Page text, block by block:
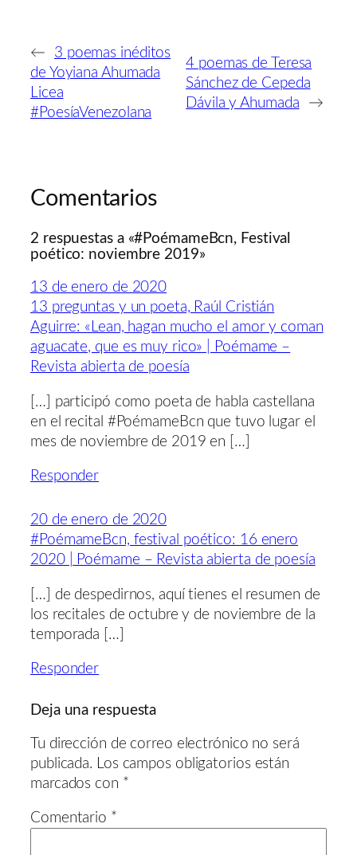
←
3 poemas inéditos
de Yoyiana Ahumada
Licea
#PoesíaVenezolana
4 poemas de Teresa
Sánchez de Cepeda
Dávila y Ahumada
→
Comentarios
2 respuestas a «#PoémameBcn, Festival
poético: noviembre 2019»
13 de enero de 2020
13 preguntas y un poeta, Raúl Cristián
Aguirre: «Lean, hagan mucho el amor y coman
aguacate, que es muy rico» | Poémame –
Revista abierta de poesía
[…] participó como poeta de habla castellana
en el recital #PoémameBcn que tuvo lugar el
mes de noviembre de 2019 en […]
Responder
20 de enero de 2020
#PoémameBcn, festival poético: 16 enero
2020 | Poémame – Revista abierta de poesía
[…] de despedirnos, aquí tienes el resumen de
los recitales de octubre y de noviembre de la
temporada […]
Responder
Deja una respuesta
Tu dirección de correo electrónico no será
publicada. Los campos obligatorios están
marcados con *
Comentario *